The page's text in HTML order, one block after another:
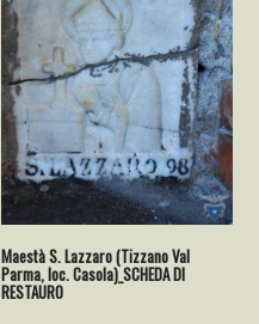
Maestà S. Lazzaro (Tizzano Val
Parma, loc. Casola)_SCHEDA DI
RESTAURO